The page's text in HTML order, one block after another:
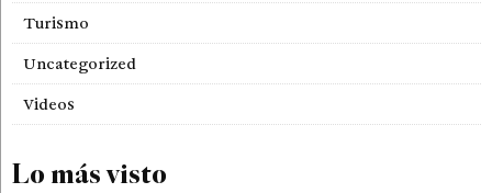
Turismo
Uncategorized
Videos
Lo más visto